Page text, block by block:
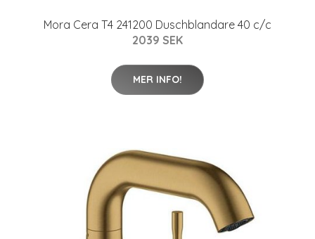
Mora Cera T4 241200 Duschblandare 40 c/c
2039 SEK
MER INFO!